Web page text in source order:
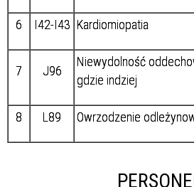
6 I42-I43 Kardiomiopatia
7 J96
Niewydolność
gdzie indziej
8 L89 Owrzodzenie